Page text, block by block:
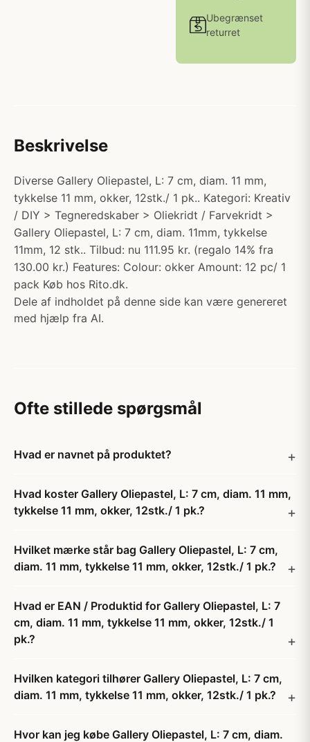
Ubegrænset
returret
Beskrivelse
Diverse Gallery Oliepastel, L: 7 cm, diam. 11 mm,
tykkelse 11 mm, okker, 12stk./ 1 pk.. Kategori: Kreativ
/ DIY > Tegneredskaber > Oliekridt / Farvekridt >
Gallery Oliepastel, L: 7 cm, diam. 11mm, tykkelse
11mm, 12 stk.. Tilbud: nu 111.95 kr. (regalo 14% fra
130.00 kr.) Features: Colour: okker Amount: 12 pc/ 1
pack Køb hos Rito.dk.
Dele af indholdet på denne side kan være genereret
med hjælp fra AI.
Ofte stillede spørgsmål
Hvad er navnet på produktet?
Hvad koster Gallery Oliepastel, L: 7 cm, diam. 11 mm,
tykkelse 11 mm, okker, 12stk./ 1 pk.?
Hvilket mærke står bag Gallery Oliepastel, L: 7 cm,
diam. 11 mm, tykkelse 11 mm, okker, 12stk./ 1 pk.?
Hvad er EAN / Produktid for Gallery Oliepastel, L: 7
cm, diam. 11 mm, tykkelse 11 mm, okker, 12stk./ 1
pk.?
Hvilken kategori tilhører Gallery Oliepastel, L: 7 cm,
diam. 11 mm, tykkelse 11 mm, okker, 12stk./ 1 pk.?
Hvor kan jeg købe Gallery Oliepastel, L: 7 cm, diam.